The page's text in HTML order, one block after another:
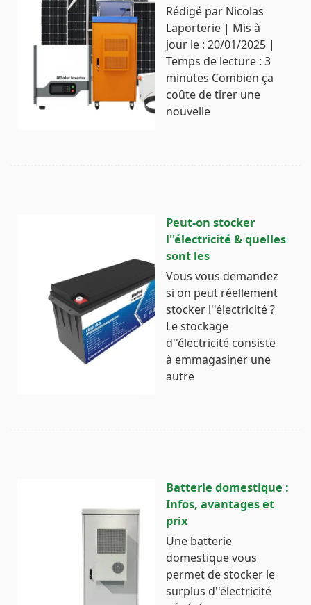
Rédigé par Nicolas
Laporterie | Mis à
jour le : 20/01/2025 |
Temps de lecture : 3
minutes Combien ça
coûte de tirer une
nouvelle
Peut-on stocker
l''électricité & quelles
sont les
Vous vous demandez
si on peut réellement
stocker l''électricité ?
Le stockage
d''électricité consiste
à emmagasiner une
autre
Batterie domestique :
Infos, avantages et
prix
Une batterie
domestique vous
permet de stocker le
surplus d''électricité